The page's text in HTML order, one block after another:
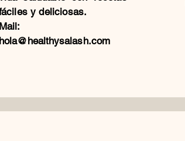
y deliciosas.
Mail:
hola@healthysalash.com